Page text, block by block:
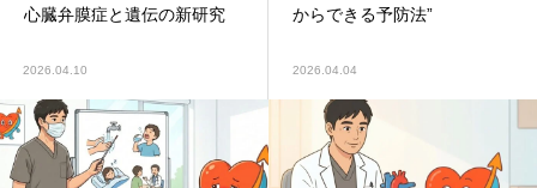
心臓弁膜症と遺伝の新研究
2026.04.10
からできる予防法”
2026.04.04